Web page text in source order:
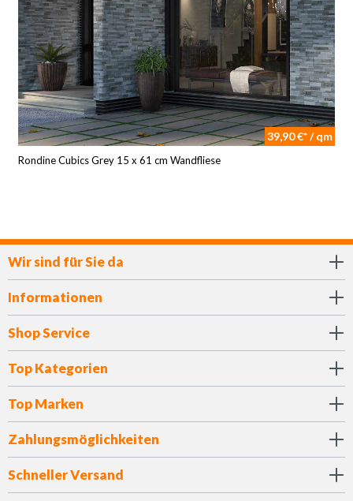
39,90 €* / qm
Rondine Cubics Grey 15 x 61 cm Wandfliese
Wir sind für Sie da
Informationen
Shop Service
Top Kategorien
Top Marken
Zahlungsmöglichkeiten
Schneller Versand